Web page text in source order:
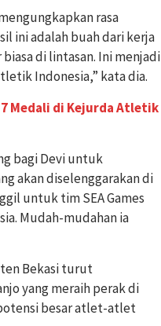
rasa
ini adalah buah dari kerja
di lintasan. Ini menjadi
Indonesia,” kata dia.
Medali di Kejurda Atletik
bagi Devi untuk
akan diselenggarakan di
untuk tim SEA Games
Mudah-mudahan ia
Bekasi turut
yang meraih perak di
besar atlet-atlet